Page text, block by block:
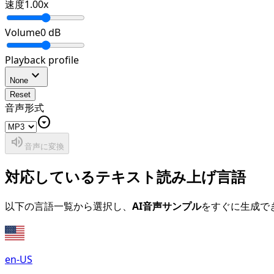
速度1.00x
Volume0dB
Playback profile
None expand_more
Reset
音声形式
arrow_drop_down_circle
volume_up 音声に変換
対応しているテキスト読み上げ言語
以下の言語一覧から選択し、 AI音声サンプルをすぐに生成で
en-US